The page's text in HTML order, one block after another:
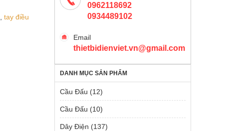
tay điều
0962118692
0934489102
Email
thietbidienviet.vn@gmail.com
DANH MỤC SẢN PHẨM
Cầu Đấu (12)
Cầu Đấu (10)
Dây Điện (137)